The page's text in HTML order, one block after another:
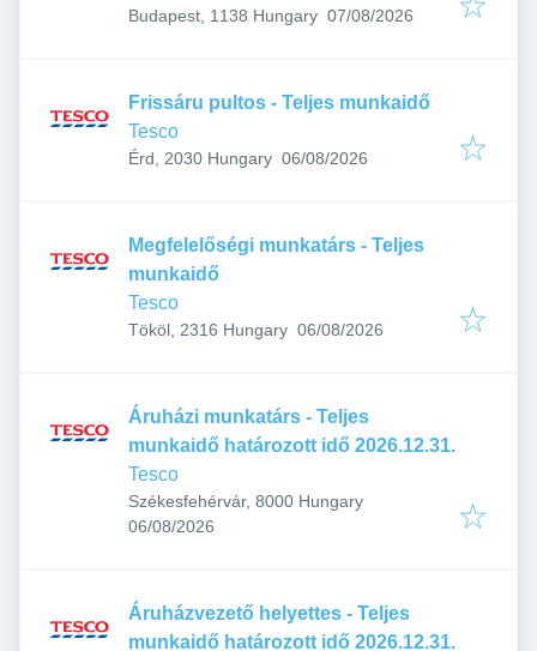
Budapest, 1138 Hungary Published:
07/08/2026
Frissáru pultos - Teljes munkaidő
Tesco
Érd, 2030 Hungary Published:
06/08/2026
Megfelelőségi munkatárs - Teljes
munkaidő
Tesco
Tököl, 2316 Hungary Published:
06/08/2026
Áruházi munkatárs - Teljes
munkaidő határozott idő 2026.12.31.
Tesco
Székesfehérvár, 8000 Hungary
Published:
06/08/2026
Áruházvezető helyettes - Teljes
munkaidő határozott idő 2026.12.31.